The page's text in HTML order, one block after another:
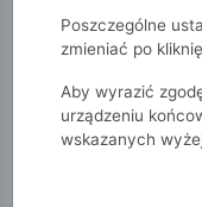
Poszczególne
zmieniać po
Aby wyrazić
urządzeniu
wskazanych